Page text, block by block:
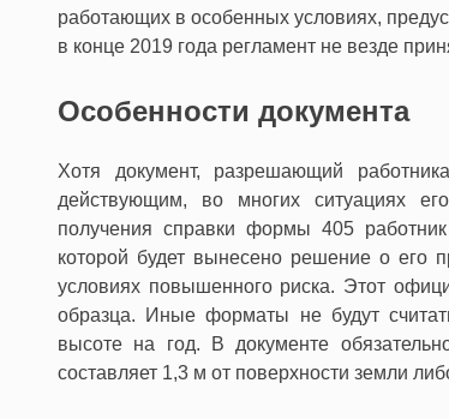
работающих в особенных условиях,
в конце 2019 года регламент не везде
Особенности документа
Хотя документ, разрешающий
действующим, во многих ситуациях
получения справки формы 405
которой будет вынесено решение о его
условиях повышенного риска. Этот
образца. Иные форматы не будут
высоте на год. В документе
составляет 1,3 м от поверхности земли